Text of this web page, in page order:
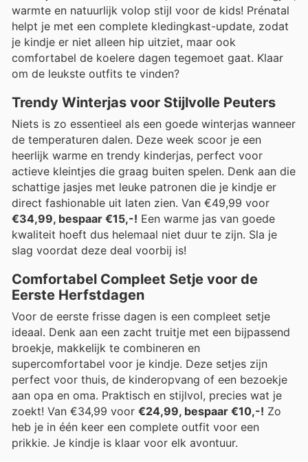
warmte en natuurlijk volop stijl voor de kids! Prénatal
helpt je met een complete kledingkast-update, zodat
je kindje er niet alleen hip uitziet, maar ook
comfortabel de koelere dagen tegemoet gaat. Klaar
om de leukste outfits te vinden?
Trendy Winterjas voor Stijlvolle Peuters
Niets is zo essentieel als een goede winterjas wanneer
de temperaturen dalen. Deze week scoor je een
heerlijk warme en trendy kinderjas, perfect voor
actieve kleintjes die graag buiten spelen. Denk aan die
schattige jasjes met leuke patronen die je kindje er
direct fashionable uit laten zien. Van €49,99 voor
€34,99, bespaar €15,-! Een warme jas van goede
kwaliteit hoeft dus helemaal niet duur te zijn. Sla je
slag voordat deze deal voorbij is!
Comfortabel Compleet Setje voor de
Eerste Herfstdagen
Voor de eerste frisse dagen is een compleet setje
ideaal. Denk aan een zacht truitje met een bijpassend
broekje, makkelijk te combineren en
supercomfortabel voor je kindje. Deze setjes zijn
perfect voor thuis, de kinderopvang of een bezoekje
aan opa en oma. Praktisch en stijlvol, precies wat je
zoekt! Van €34,99 voor €24,99, bespaar €10,-! Zo
heb je in één keer een complete outfit voor een
prikkie. Je kindje is klaar voor elk avontuur.